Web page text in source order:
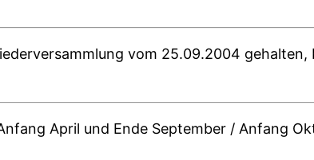
vom 25.09.2004 gehalten,
April und Ende September / Anfang